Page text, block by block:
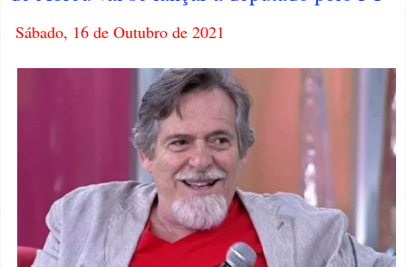
Sábado, 16 de Outubro de 2021